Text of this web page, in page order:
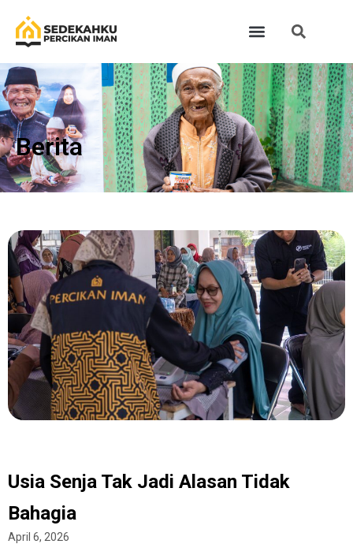
Berita​
Usia Senja Tak Jadi Alasan Tidak
Bahagia
April 6, 2026